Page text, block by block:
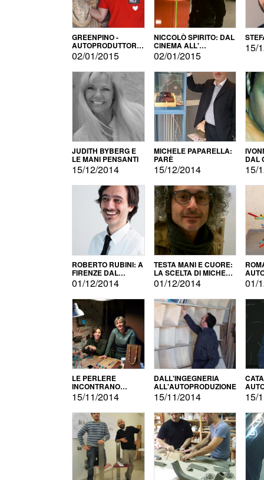
GREENPINO -
AUTOPRODUTTORE
PER AMORE
02/01/2015
NICCOLÒ SPIRITO: DAL
CINEMA ALL'
AUTOPRODUZIONE
02/01/2015
15/
JUDITH BYBERG E
LE MANI PENSANTI
15/12/2014
MICHELE PAPARELLA:
PARÈ
15/12/2014
DAL
15/
ROBERTO RUBINI: A
FIRENZE DAL
PRODOTTO ALLA
PROMOZIONE
01/12/2014
TESTA MANI E CUORE:
LA SCELTA DI MICHELE
BARBERIO
01/12/2014 01/
LE PERLERE
INCONTRANO
L'AUTOPRODUZIONE
15/11/2014
DALL'INGEGNERIA
ALL'AUTOPRODUZIONE
15/11/2014 15/